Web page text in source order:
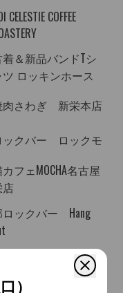
CELESTIE COFFEE
＆新品バンドTシ
ツ ロッキンホース
肉さわぎ 新栄本店
ックバー ロックモ
フェMOCHA名古屋
ロックバー Hang
）